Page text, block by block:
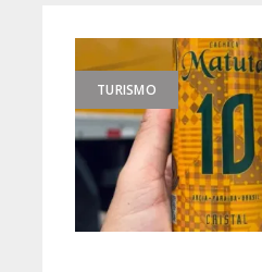
TURISMO